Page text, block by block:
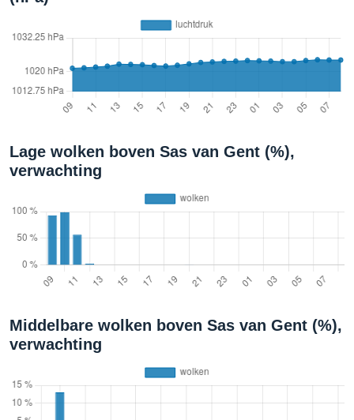
Lage wolken boven Sas van Gent (%),
verwachting
Middelbare wolken boven Sas van Gent (%),
verwachting